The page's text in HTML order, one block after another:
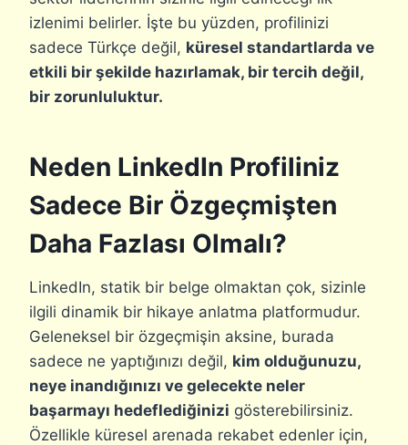
izlenimi belirler. İşte bu yüzden, profilinizi
sadece Türkçe değil, küresel standartlarda ve
etkili bir şekilde hazırlamak, bir tercih değil,
bir zorunluluktur.
Neden LinkedIn Profiliniz
Sadece Bir Özgeçmişten
Daha Fazlası Olmalı?
LinkedIn, statik bir belge olmaktan çok, sizinle
ilgili dinamik bir hikaye anlatma platformudur.
Geleneksel bir özgeçmişin aksine, burada
sadece ne yaptığınızı değil, kim olduğunuzu,
neye inandığınızı ve gelecekte neler
başarmayı hedeflediğinizi gösterebilirsiniz.
Özellikle küresel arenada rekabet edenler için,